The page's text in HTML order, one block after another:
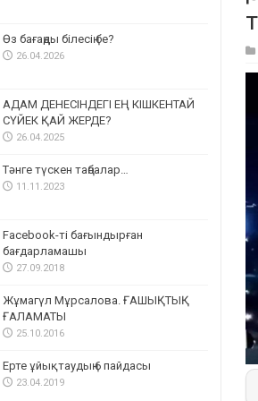
Өз бағаңды білесің бе?
26.04.2026
АДАМ ДЕНЕСІНДЕГІ ЕҢ КІШКЕНТАЙ
СҮЙЕК ҚАЙ ЖЕРДЕ?
26.04.2025
Тәнге түскен таңбалар…
11.11.2023
Facebook-ті бағындырған
бағдарламашы
27.09.2018
Жұмагүл Мұрсалова. ҒАШЫҚТЫҚ
ҒАЛАМАТЫ
25.10.2016
Ерте ұйықтаудың 6 пайдасы
23.04.2019